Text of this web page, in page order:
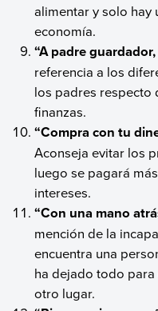
alimentar y solo hay
economía.
“A padre
referencia a los
los padres respecto
finanzas.
“Compra con tu
Aconseja evitar los
luego se pagará
intereses.
“Con una mano
mención de la
encuentra una
ha dejado todo para
otro lugar.